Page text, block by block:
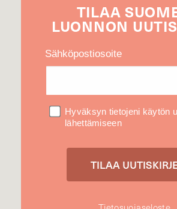
TILAA
LUONNON
Sähköpostiosoite
Hyväksyn tietojeni käytön
lähettämiseen